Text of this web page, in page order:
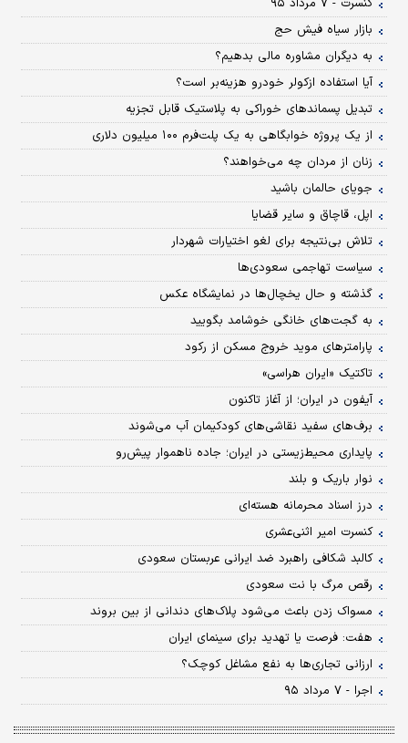
بازار سیاه فیش حج
به دیگران مشاوره مالی بدهیم؟
آیا استفاده ازکولر خودرو هزینه‌بر است؟
تبدیل پسماندهای خوراکی به پلاستیک قابل تجزیه
از یک پروژه خوابگاهی به یک پلت‌فرم ۱۰۰ میلیون دلاری
زنان از مردان چه می‌خواهند؟
جویای حالمان باشید
اپل، قاچاق و سایر قضایا
تلاش بی‌نتیجه برای لغو اختیارات شهردار
سیاست تهاجمی سعودی‌ها
گذشته و حال یخچال‌ها در نمایشگاه عکس
به گجت‌های خانگی خوشامد بگویید
پارامترهای موید خروج مسکن از رکود
تاکتیک «ایران هراسی»
آیفون در ایران؛ از آغاز تاکنون
برف‌های سفید نقاشی‌های کودکیمان آب می‌شوند
پایداری محیط‌زیستی در ایران؛ جاده ناهموار پیش‌رو
نوار باریک و بلند
درز اسناد محرمانه هسته‌ای
کنسرت امیر اثنی‌عشری
کالبد شکافی راهبرد ضد ایرانی عربستان سعودی
رقص‌ مرگ با نت سعودی
مسواک زدن باعث می‌شود پلاک‌های دندانی از بین بروند
هفت: فرصت یا تهدید برای سینمای ایران
ارزانی تجاری‌ها به نفع مشاغل کوچک؟
اجرا - ۷ مرداد ۹۵